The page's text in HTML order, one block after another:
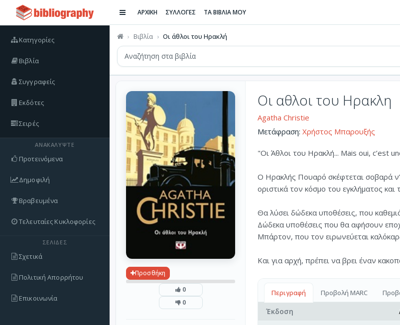
Κατηγορίες
Βιβλία
Συγγραφείς
Εκδότες
Σειρές
ΑΝΑΚΑΛΎΨΤΕ
Προτεινόμενα
Δημοφιλή
Βραβευμένα
Τελευταίες Κυκλοφορίες
ΣΕΛΊΔΕΣ
Σχετικά
Πολιτική Απορρήτου
Επικοινωνία
ΑΡΧΙΚΗ ΣΥΛΛΟΓΕΣ ΤΑ ΒΙΒΛΙΑ ΜΟΥ
Βιβλία Οι άθλοι του Ηρακλή
Προσθήκη
0
0
Οι αθλοι του Ηρακλη
Agatha Christie
Μετάφραση: Χρήστος Μπαρουξής
"Οι Άθλοι του Ηρακλή... Mais oui, c’est
Ο Ηρακλής Πουαρό σκέφτεται σοβαρά ν’
οριστικά τον κόσμο του εγκλήματος και
Θα λύσει δώδεκα υποθέσεις, που
Δώδεκα υποθέσεις που θα αφήσουν
Μπάρτον, που τον ειρωνεύεται
Και για αρχή, πρέπει να βρει έναν
Περιγραφή Προβολή MARC
Έκδοση